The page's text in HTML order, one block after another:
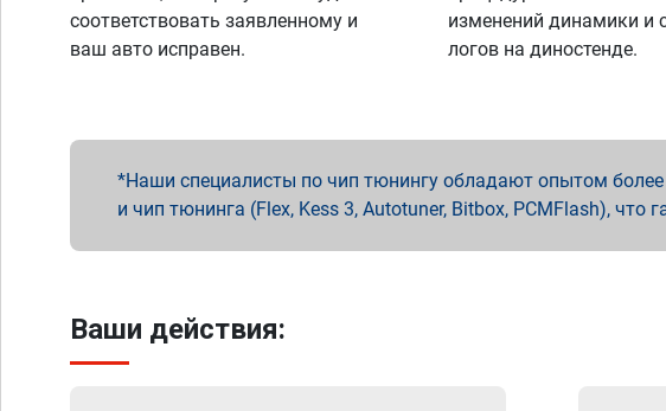
соответствовать заявленному и
ваш авто исправен.
изменений динамики и
логов на диностенде.
Наши специалисты по чип тюнингу обладают опытом
и чип тюнинга (Flex, Kess 3, Autotuner, Bitbox, PCMFlash), что
Ваши действия: